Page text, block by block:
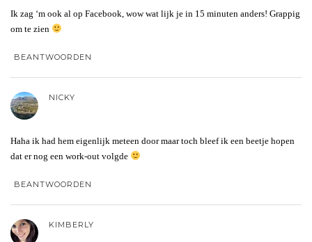
Ik zag ‘m ook al op Facebook, wow wat lijk je in 15 minuten anders! Grappig
om te zien
BEANTWOORDEN
NICKY
Haha ik had hem eigenlijk meteen door maar toch bleef ik een beetje hopen
dat er nog een work-out volgde
BEANTWOORDEN
KIMBERLY